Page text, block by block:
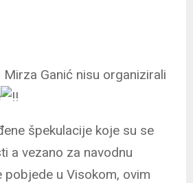
Mirza Ganić nisu organizirali
špekulacije koje su se
a vezano za navodnu
pobjede u Visokom, ovim